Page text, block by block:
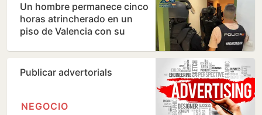
Un hombre permanece cinco
horas atrincherado en un
piso de Valencia con su
Publicar advertorials
NEGOCIO